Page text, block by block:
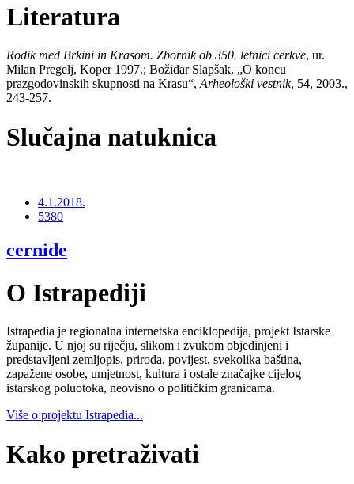
Literatura
Rodik med Brkini in Krasom. Zbornik ob 350. letnici cerkve, ur.
Milan Pregelj, Koper 1997.; Božidar Slapšak, „O koncu
prazgodovinskih skupnosti na Krasu“,Arheološki vestnik, 54, 2003.,
243-257.
Slučajna natuknica
4.1.2018.
5380
cernide
O Istrapediji
Istrapedia je regionalna internetska enciklopedija, projekt Istarske
županije. U njoj su riječju, slikom i zvukom objedinjeni i
predstavljeni zemljopis, priroda, povijest, svekolika baština,
zapažene osobe, umjetnost, kultura i ostale značajke cijelog
istarskog poluotoka, neovisno o političkim granicama.
Više o projektu Istrapedia...
Kako pretraživati